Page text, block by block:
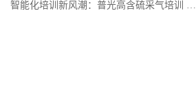
智能化培训新风潮：普光高含硫采气培训 …